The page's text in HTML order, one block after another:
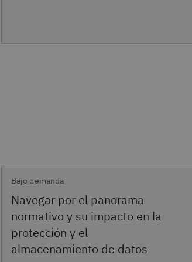
Bajo demanda
Navegar por el panorama
normativo y su impacto en la
protección y el
almacenamiento de datos